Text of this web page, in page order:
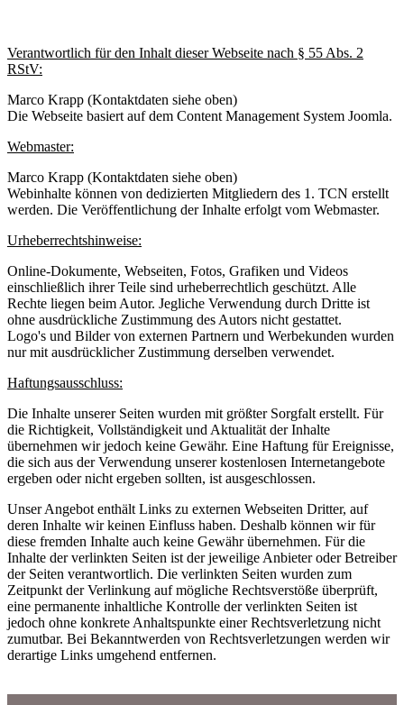
Verantwortlich für den Inhalt dieser Webseite nach § 55 Abs. 2
RStV:
Marco Krapp (Kontaktdaten siehe oben)
Die Webseite basiert auf dem Content Management System Joomla.
Webmaster:
Marco Krapp (Kontaktdaten siehe oben)
Webinhalte können von dedizierten Mitgliedern des 1. TCN erstellt
werden. Die Veröffentlichung der Inhalte erfolgt vom Webmaster.
Urheberrechtshinweise:
Online-Dokumente, Webseiten, Fotos, Grafiken und Videos
einschließlich ihrer Teile sind urheberrechtlich geschützt. Alle
Rechte liegen beim Autor. Jegliche Verwendung durch Dritte ist
ohne ausdrückliche Zustimmung des Autors nicht gestattet.
Logo's und Bilder von externen Partnern und Werbekunden wurden
nur mit ausdrücklicher Zustimmung derselben verwendet.
Haftungsausschluss:
Die Inhalte unserer Seiten wurden mit größter Sorgfalt erstellt. Für
die Richtigkeit, Vollständigkeit und Aktualität der Inhalte
übernehmen wir jedoch keine Gewähr. Eine Haftung für Ereignisse,
die sich aus der Verwendung unserer kostenlosen Internetangebote
ergeben oder nicht ergeben sollten, ist ausgeschlossen.
Unser Angebot enthält Links zu externen Webseiten Dritter, auf
deren Inhalte wir keinen Einfluss haben. Deshalb können wir für
diese fremden Inhalte auch keine Gewähr übernehmen. Für die
Inhalte der verlinkten Seiten ist der jeweilige Anbieter oder Betreiber
der Seiten verantwortlich. Die verlinkten Seiten wurden zum
Zeitpunkt der Verlinkung auf mögliche Rechtsverstöße überprüft,
eine permanente inhaltliche Kontrolle der verlinkten Seiten ist
jedoch ohne konkrete Anhaltspunkte einer Rechtsverletzung nicht
zumutbar. Bei Bekanntwerden von Rechtsverletzungen werden wir
derartige Links umgehend entfernen.